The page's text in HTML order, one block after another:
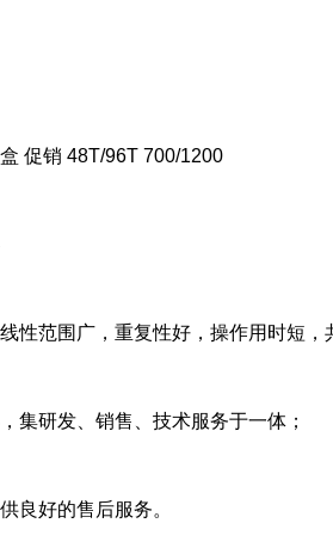
促销 48T/96T 700/1200
性范围广，重复性好，操作用时短，
集研发、销售、技术服务于一体；
良好的售后服务。